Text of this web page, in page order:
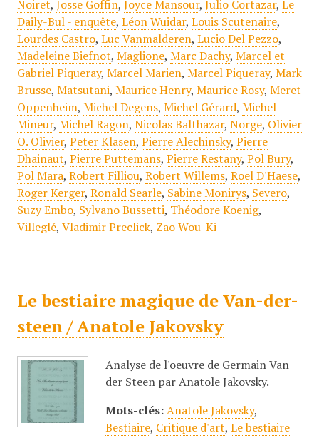
Noiret, Josse Goffin, Joyce Mansour, Julio Cortazar, Le
Daily-Bul - enquête, Léon Wuidar, Louis Scutenaire,
Lourdes Castro, Luc Vanmalderen, Lucio Del Pezzo,
Madeleine Biefnot, Maglione, Marc Dachy, Marcel et
Gabriel Piqueray, Marcel Marien, Marcel Piqueray, Mark
Brusse, Matsutani, Maurice Henry, Maurice Rosy, Meret
Oppenheim, Michel Degens, Michel Gérard, Michel
Mineur, Michel Ragon, Nicolas Balthazar, Norge, Olivier
O. Olivier, Peter Klasen, Pierre Alechinsky, Pierre
Dhainaut, Pierre Puttemans, Pierre Restany, Pol Bury,
Pol Mara, Robert Filliou, Robert Willems, Roel D'Haese,
Roger Kerger, Ronald Searle, Sabine Monirys, Severo,
Suzy Embo, Sylvano Bussetti, Théodore Koenig,
Villeglé, Vladimir Preclick, Zao Wou-Ki
Le bestiaire magique de Van-der-
steen / Anatole Jakovsky
Analyse de l'oeuvre de Germain Van
der Steen par Anatole Jakovsky.
Mots-clés: Anatole Jakovsky,
Bestiaire, Critique d'art, Le bestiaire